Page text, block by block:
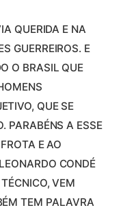
QUERIDA E NA
GUERREIROS. E
O BRASIL QUE
QUE SE
PARABÉNS A ESSE
E AO
CONDÉ
VEM
TEM PALAVRA